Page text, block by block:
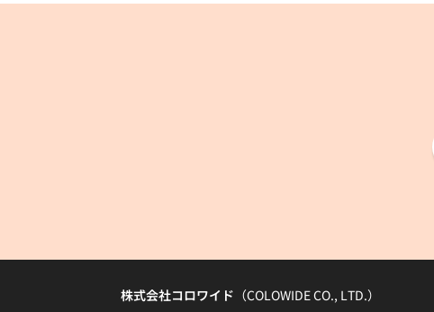
株式会社コロワイド （COLOWIDE CO., LTD.）